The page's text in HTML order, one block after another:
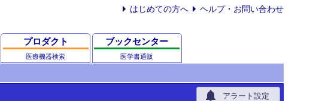
はじめての方へ ヘルプ・お問い合わせ
プロダクト
医療機器検索
ブックセンター
医学書通販
notifications アラート設定